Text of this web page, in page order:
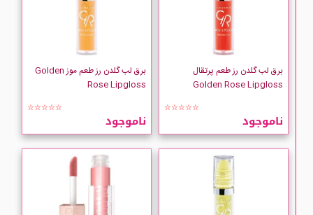
فقط نمایش کالاهای موجود
Artdeco
Golden Rose
MAYBELLINE
برق لب گلدن رز طعم پرتقال
Golden Rose Lipgloss
☆☆☆☆☆
ناموجود
برق لب گلدن رز طعم موز Golden
Rose Lipgloss
☆☆☆☆☆
ناموجود